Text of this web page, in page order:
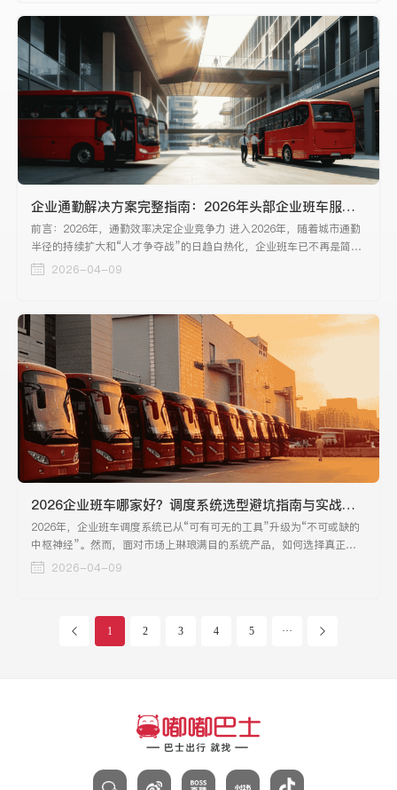
企业通勤解决方案完整指南：2026年头部企业班车服务深度测评与推荐
前言：2026年，通勤效率决定企业竞争力 进入2026年，随着城市通勤
半径的持续扩大和“人才争夺战”的日趋白热化，企业班车已不再是简单
的后勤保障，而是上升为关乎人才留存、组织效能与企业ESG建设的战
2026-04-09
2026企业班车哪家好？调度系统选型避坑指南与实战评测
2026年，企业班车调度系统已从“可有可无的工具”升级为“不可或缺的
中枢神经”。然而，面对市场上琳琅满目的系统产品，如何选择真正适
合企业的调度系统，成为摆在行政总监和技术负责人面前的一道难题。
2026-04-09
1 2 3 4 5 ···